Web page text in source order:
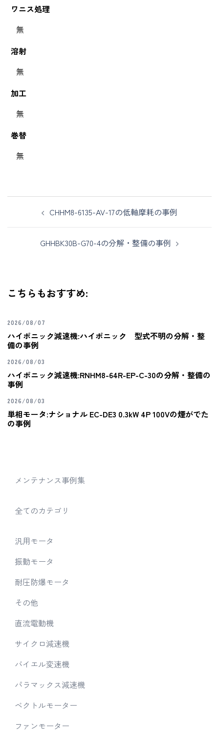
ワニス処理
無
溶射
無
加工
無
巻替
無
CHHM8-6135-AV-17の低軸摩耗の事例
GHHBK30B-G70-4の分解・整備の事例
こちらもおすすめ:
2026/08/07
ハイポニック減速機:ハイポニック 型式不明の分解・整
備の事例
2026/08/03
ハイポニック減速機:RNHM8-64R-EP-C-30の分解・整備の
事例
2026/08/03
単相モータ:ナショナル EC-DE3 0.3kW 4P 100Vの煙がでた
の事例
メンテナンス事例集
全てのカテゴリ
汎用モータ
振動モータ
耐圧防爆モータ
その他
直流電動機
サイクロ減速機
バイエル変速機
パラマックス減速機
ベクトルモーター
ファンモーター